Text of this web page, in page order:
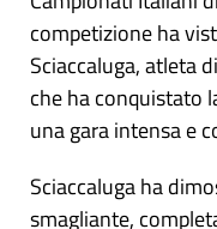
competizione ha
Sciaccaluga, atleta
che ha conquistato
una gara intensa e
Sciaccaluga ha
smagliante,